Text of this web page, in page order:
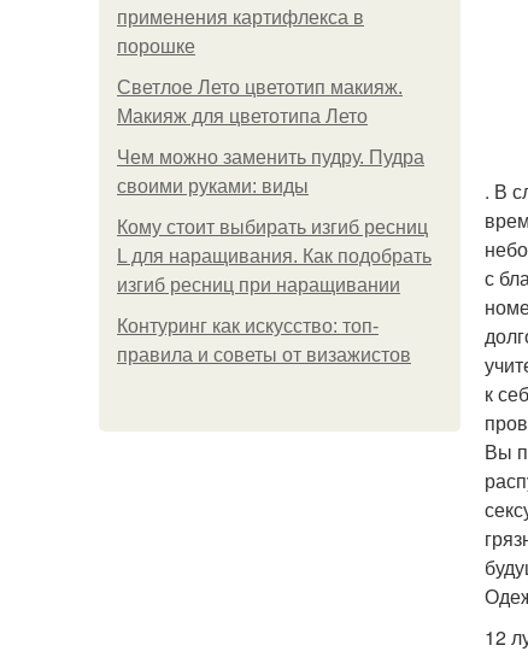
применения картифлекса в
порошке
Светлое Лето цветотип макияж.
Макияж для цветотипа Лето
Чем можно заменить пудру. Пудра
своими руками: виды
Кому стоит выбирать изгиб ресниц
L для наращивания. Как подобрать
изгиб ресниц при наращивании
Контуринг как искусство: топ-
правила и советы от визажистов
. В
с
к
Вы
12